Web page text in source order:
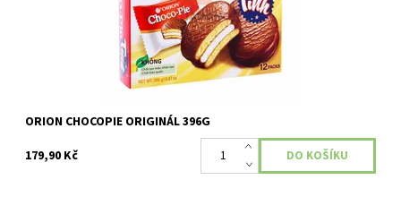
ORION CHOCOPIE ORIGINÁL 396G
179,90 Kč